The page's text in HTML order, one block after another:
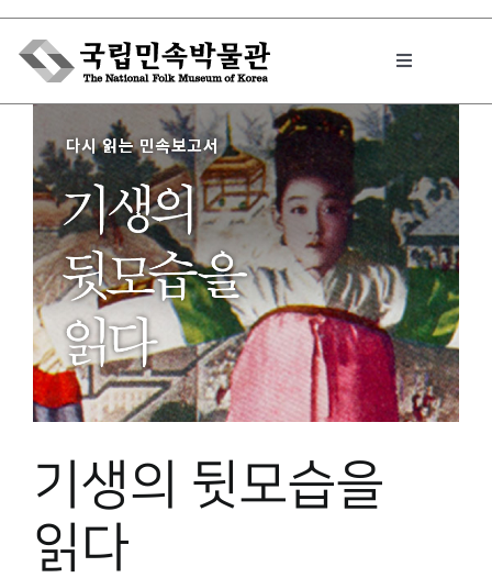
Skip
content
Toggle
박물관에서는
민속이야기
민속 인사이드
원문보기 PDF
박물관 홈페이지
기생의 뒷모습을
읽다